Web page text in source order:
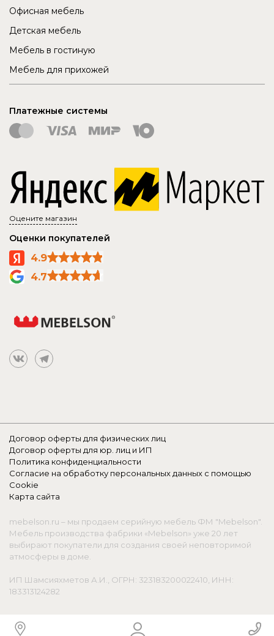
Офисная мебель
Детская мебель
Мебель в гостиную
Мебель для прихожей
Платежные системы
Оцените магазин
Оценки покупателей
4.9
4.7
Договор оферты для физических лиц
Договор оферты для юр. лиц и ИП
Политика конфиденциальности
Согласие на обработку персональных данных с помощью
Cookie
Карта сайта
mebelson.ru – мы продаем серийную мебель ФМ "Mebelson".
Мебель производства фабрики «Mebelson» уже 20 лет
выбирают покупатели для создания своей неповторимой
атмосферы в доме.
ИП Шамсияхметов А.И., ОГРН: 323183200022410, ИНН:
183313124282